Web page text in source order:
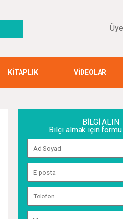
KİTAPLIK VİDEOLAR
BİLGİ ALIN
Bilgi almak için